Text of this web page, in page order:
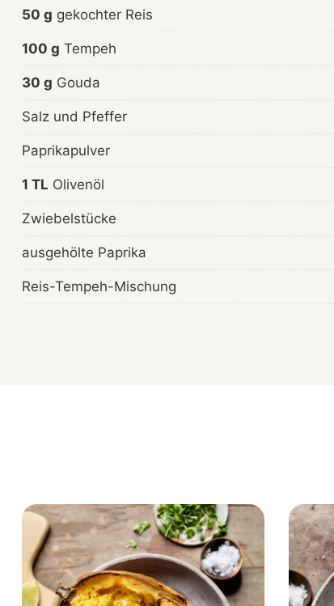
50 g gekochter Reis
100 g Tempeh
30 g Gouda
Salz und Pfeffer
Paprikapulver
1 TL Olivenöl
Zwiebelstücke
ausgehölte Paprika
Reis-Tempeh-Mischung